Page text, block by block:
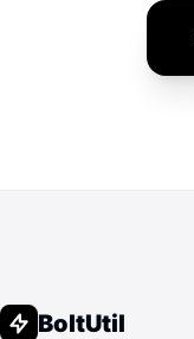
BoltUtil